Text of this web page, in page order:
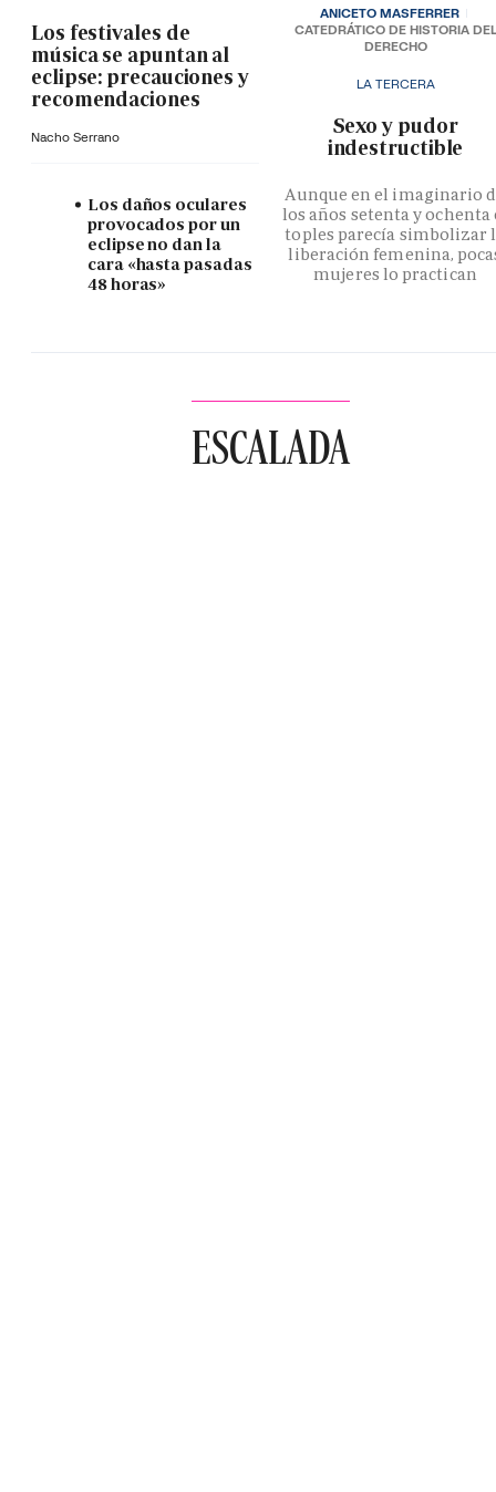
Los festivales de
música se apuntan al
eclipse: precauciones y
recomendaciones
Nacho Serrano
Los daños oculares
provocados por un
eclipse no dan la
cara «hasta pasadas
48 horas»
LA TERCERA
­Sexo y pudor
indestructible
Aunque en el imaginario
los años setenta y ochenta
toples parecía simbolizar
liberación femenina,
mujeres lo practican
ANICETO MASFERRER
CATEDRÁTICO DE HISTORIA DEL
DERECHO
ESCALADA